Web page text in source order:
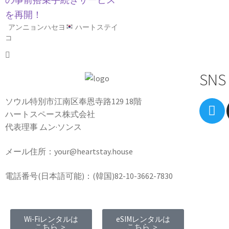
を再開！
アンニョンハセヨ
ハートステイ
コ
ソウル特別市江南区奉恩寺路129 18階
ハートスペース株式会社
代表理事 ムン·ソンス
メール住所：your@heartstay.house
電話番号(日本語可能)：(韓国)82-10-3662-7830
Wi-Fiレンタルは
こちら ＞
eSIMレンタルは
こちら ＞
SNS